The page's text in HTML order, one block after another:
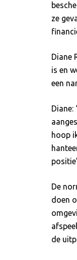
ze
Diane
is en
een
hoop
De
doen
de